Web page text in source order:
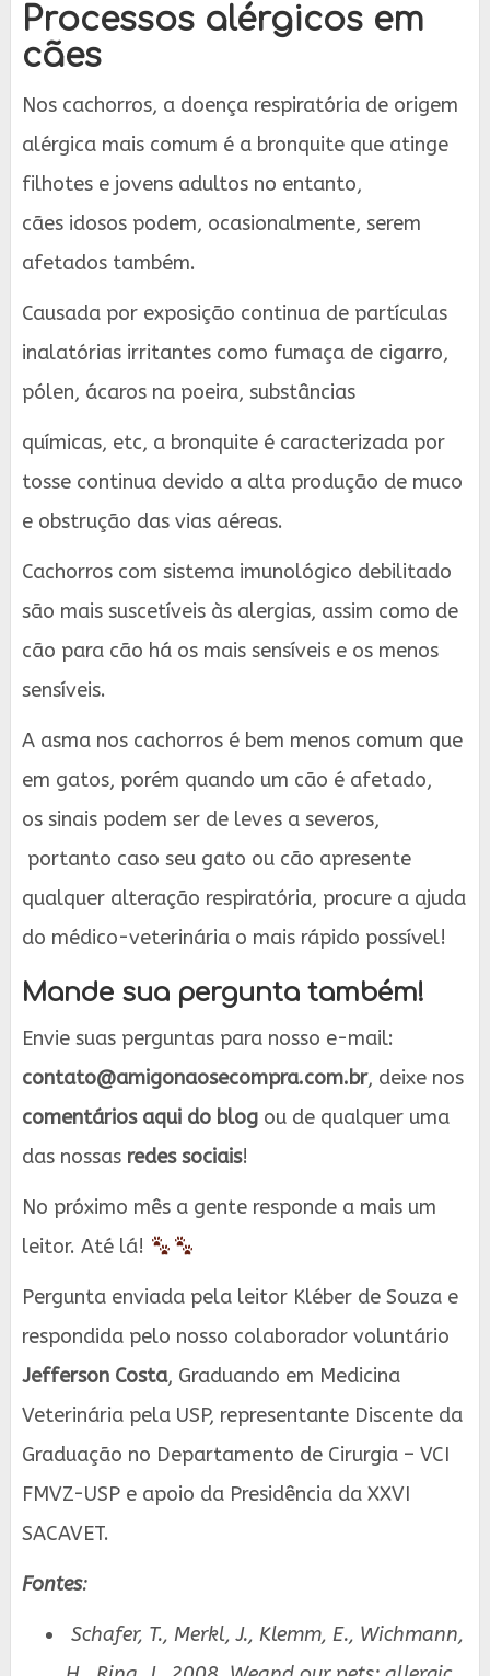
Processos alérgicos em
cães
Nos cachorros, a doença respiratória de origem
alérgica mais comum é a bronquite que atinge
filhotes e jovens adultos no entanto,
cães idosos podem, ocasionalmente, serem
afetados também.
Causada por exposição continua de partículas
inalatórias irritantes como fumaça de cigarro,
pólen, ácaros na poeira, substâncias
químicas, etc, a bronquite é caracterizada por
tosse continua devido a alta produção de muco
e obstrução das vias aéreas.
Cachorros com sistema imunológico debilitado
são mais suscetíveis às alergias, assim como de
cão para cão há os mais sensíveis e os menos
sensíveis.
A asma nos cachorros é bem menos comum que
em gatos, porém quando um cão é afetado,
os sinais podem ser de leves a severos,
portanto caso seu gato ou cão apresente
qualquer alteração respiratória, procure a ajuda
do médico-veterinária o mais rápido possível!
Mande sua pergunta também!
Envie suas perguntas para nosso e-mail:
contato@amigonaosecompra.com.br, deixe nos
comentários aqui do blog ou de qualquer uma
das nossas redes sociais!
No próximo mês a gente responde a mais um
leitor. Até lá!
Pergunta enviada pela leitor Kléber de Souza e
respondida pelo nosso colaborador voluntário
Jefferson Costa, Graduando em Medicina
Veterinária pela USP, representante Discente da
Graduação no Departamento de Cirurgia – VCI
FMVZ-USP e apoio da Presidência da XXVI
SACAVET.
Fontes:
Schafer, T., Merkl, J., Klemm, E., Wichmann,